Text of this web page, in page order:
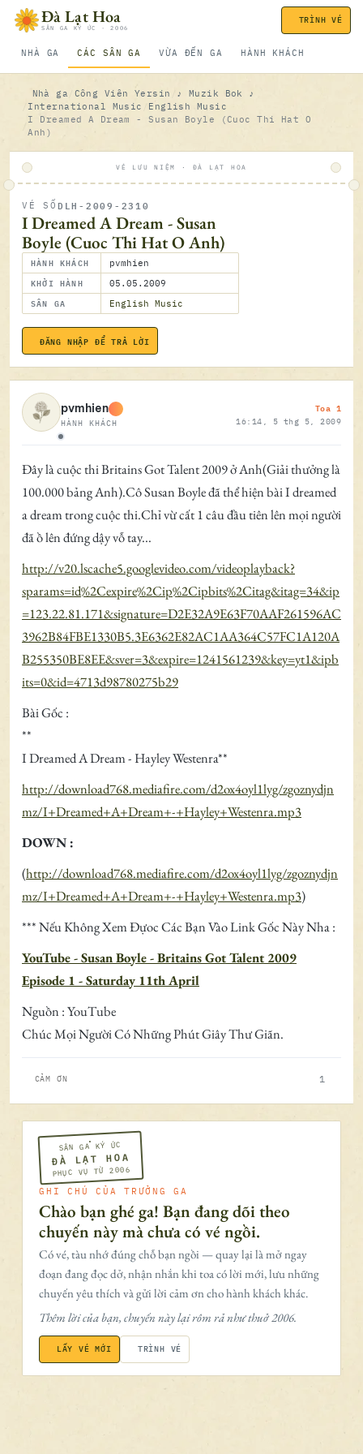
Bỏ qua nội dungĐà Lạt Hoa
SÂN GA KÝ ỨC · 2006
NHÀ GA CÁC SÂN GA VỪA ĐẾN GA HÀNH KHÁCH
TRÌNH VÉ
Nhà ga Công Viên Yersin
♪ Muzik Bok ♪
International Music
English Music
I Dreamed A Dream - Susan Boyle (Cuoc Thi Hat O
Anh)
VÉ LƯU NIỆM · ĐÀ LẠT HOA
VÉ SỐ DLH-2009-2310
I Dreamed A Dream - Susan
Boyle (Cuoc Thi Hat O Anh)
HÀNH KHÁCH pvmhien
KHỞI HÀNH 05.05.2009
SÂN GA English Music
ĐĂNG NHẬP ĐỂ TRẢ LỜI
Ngoại tuyến
pvmhien
HÀNH KHÁCH
Toa 1
16:14, 5 thg 5, 2009
Đây là cuộc thi Britains Got Talent 2009 ở Anh(Giải thưởng là
100.000 bảng Anh).Cô Susan Boyle đã thể hiện bài I dreamed
a dream trong cuộc thi.Chỉ vừ cất 1 câu đầu tiên lên mọi người
đã ồ lên đứng dậy vỗ tay...
http://v20.lscache5.googlevideo.com/videoplayback?
sparams=id%2Cexpire%2Cip%2Cipbits%2Citag&itag=34&ip
=123.22.81.171&signature=D2E32A9E63F70AAF261596AC
3962B84FBE1330B5.3E6362E82AC1AA364C57FC1A120A
B255350BE8EE&sver=3&expire=1241561239&key=yt1&ipb
its=0&id=4713d98780275b29
Bài Gốc :
**
I Dreamed A Dream - Hayley Westenra**
http://download768.mediafire.com/d2ox4oyl1lyg/zgoznydjn
mz/I+Dreamed+A+Dream+-+Hayley+Westenra.mp3
DOWN :
(http://download768.mediafire.com/d2ox4oyl1lyg/zgoznydjn
mz/I+Dreamed+A+Dream+-+Hayley+Westenra.mp3)
*** Nếu Không Xem Đựoc Các Bạn Vào Link Gốc Này Nha :
YouTube - Susan Boyle - Britains Got Talent 2009
Episode 1 - Saturday 11th April
Nguồn : YouTube
Chúc Mọi Người Có Những Phút Giây Thư Giãn.
CẢM ƠN 1
SÂN GA KÝ ỨC
ĐÀ LẠT HOA
PHỤC VỤ TỪ 2006
GHI CHÚ CỦA TRƯỞNG GA
Chào bạn ghé ga! Bạn đang dõi theo
chuyến này mà chưa có vé ngồi.
Có vé, tàu nhớ đúng chỗ bạn ngồi — quay lại là mở ngay
đoạn đang đọc dở, nhận nhắn khi toa có lời mới, lưu những
chuyến yêu thích và gửi lời cảm ơn cho hành khách khác.
Thêm lời của bạn, chuyến này lại rôm rả như thuở 2006.
LẤY VÉ MỚI TRÌNH VÉ